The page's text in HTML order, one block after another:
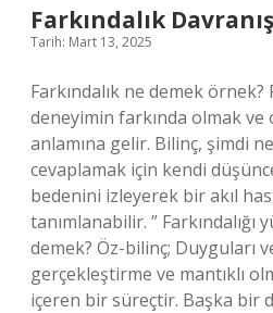
Farkındalık
Tarih: Mart 13, 2025
Farkındalık ne demek örnek?
deneyimin farkında olmak
anlamına gelir. Bilinç, şimdi
cevaplamak için kendi
bedenini izleyerek bir akıl
tanımlanabilir. ” Farkındalığı
demek? Öz-bilinç; Duyguları
gerçekleştirme ve mantıklı
içeren bir süreçtir. Başka bir